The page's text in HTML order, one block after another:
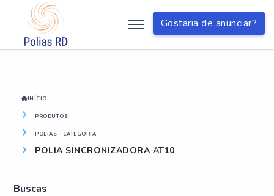
Gostaria de anunciar?
INÍCIO
PRODUTOS
POLIAS - CATEGORIA
POLIA SINCRONIZADORA AT10
Buscas